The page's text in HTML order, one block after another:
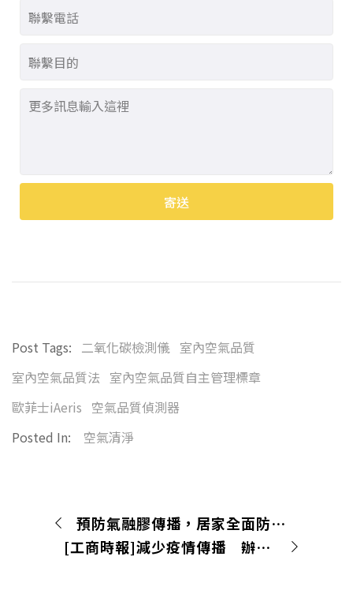
寄送
Post Tags: 二氧化碳檢測儀 室內空氣品質
室內空氣品質法 室內空氣品質自主管理標章
歐菲士iAeris 空氣品質偵測器
Posted In:
空氣清淨
預防氣融膠傳播，居家全面防疫殺菌大法
[工商時報]減少疫情傳播 辦公室更需要空氣清靜機